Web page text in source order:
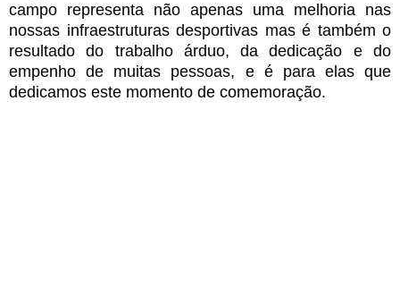
campo representa não apenas uma melhoria nas
nossas infraestruturas desportivas masé também o
resultado do trabalho árduo, da dedicação e do
empenho de muitas pessoas, e é para elas que
dedicamos este momento de comemoração.